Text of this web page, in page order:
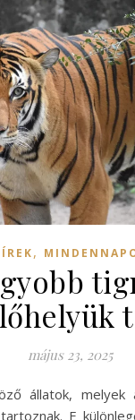
,
május 23, 2025
E